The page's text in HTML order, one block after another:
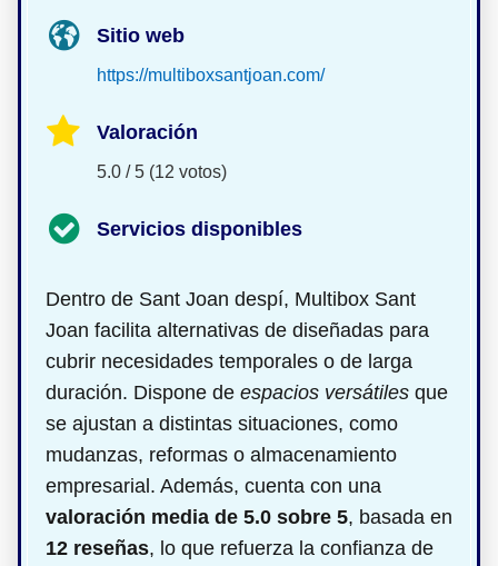
Sitio web
https://multiboxsantjoan.com/
Valoración
5.0 / 5 (12 votos)
Servicios disponibles
Dentro de Sant Joan despí, Multibox Sant
Joan facilita alternativas de diseñadas para
cubrir necesidades temporales o de larga
duración. Dispone de espacios versátiles que
se ajustan a distintas situaciones, como
mudanzas, reformas o almacenamiento
empresarial. Además, cuenta con una
valoración media de 5.0 sobre 5, basada en
12 reseñas, lo que refuerza la confianza de